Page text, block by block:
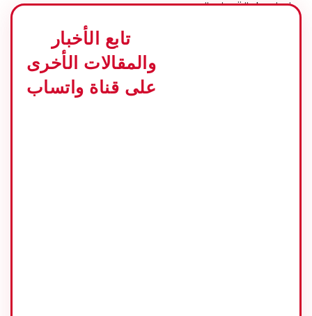
نصف ملعقة صغيرة من
تابع الأخبار
والمقالات الأخرى
على قناة واتساب